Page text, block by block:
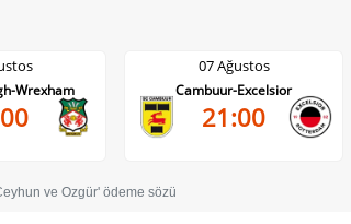
Wrexham
07 Ağustos
Cambuur-Excelsior
21:00
ve Özgür' ödeme sözü